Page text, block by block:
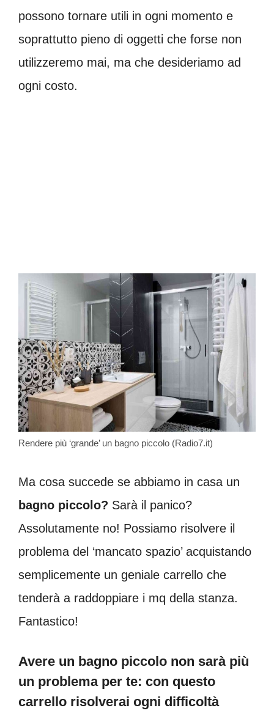
possono tornare utili in ogni momento e
soprattutto pieno di oggetti che forse non
utilizzeremo mai, ma che desideriamo ad
ogni costo.
Rendere più ‘grande’ un bagno piccolo (Radio7.it)
Ma cosa succede se abbiamo in casa un
bagno piccolo? Sarà il panico?
Assolutamente no! Possiamo risolvere il
problema del ‘mancato spazio’ acquistando
semplicemente un geniale carrello che
tenderà a raddoppiare i mq della stanza.
Fantastico!
Avere un bagno piccolo non sarà più
un problema per te: con questo
carrello risolverai ogni difficoltà